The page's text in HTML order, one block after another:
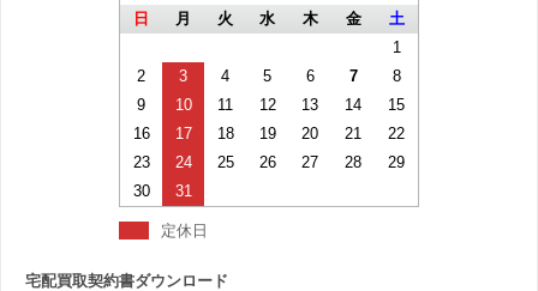
日
月 火 水 木 金
土
1
2
3 4 5 6 7
8
9
10 11 12 13 14
15
16
17 18 19 20 21
22
23
24 25 26 27 28
29
30
31
定休日
宅配買取契約書ダウンロード